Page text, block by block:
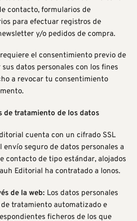
contacto, formularios de
para efectuar registros de
y/o pedidos de compra.
el consentimiento previo de
datos personales con los fines
a revocar tu consentimiento
de tratamiento de los datos
cuenta con un cifrado SSL
envío seguro de datos personales a
contacto de tipo estándar, alojados
Editorial ha contratado a Ionos.
de la web: Los datos personales
tratamiento automatizado e
ficheros de los que